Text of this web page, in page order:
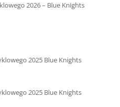
2026 – Blue Knights
2025 Blue Knights
2025 Blue Knights